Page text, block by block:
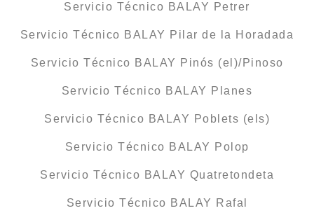
Servicio Técnico BALAY Petrer
Servicio Técnico BALAY Pilar de la Horadada
Servicio Técnico BALAY Pinós (el)/Pinoso
Servicio Técnico BALAY Planes
Servicio Técnico BALAY Poblets (els)
Servicio Técnico BALAY Polop
Servicio Técnico BALAY Quatretondeta
Servicio Técnico BALAY Rafal